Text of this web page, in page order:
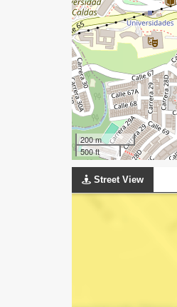
200 m
500 ft
Street View